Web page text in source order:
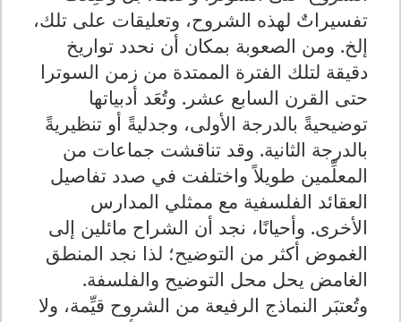
تفسيراتٌ لهذه الشروح، وتعليقات على تلك،
إلخ. ومن الصعوبة بمكان أن نحدد تواريخ
دقيقة لتلك الفترة الممتدة من زمن السوترا
حتى القرن السابع عشر. وتُعَد أدبياتها
توضيحيةً بالدرجة الأولى، وجدليةً أو تنظيريةً
بالدرجة الثانية. وقد تناقشت جماعات من
المعلِّمين طويلاً واختلفت في صدد تفاصيل
العقائد الفلسفية مع ممثلي المدارس
الأخرى. وأحيانًا، نجد أن الشراح مائلين إلى
الغموض أكثر من التوضيح؛ لذا نجد المنطق
الغامض يحل محل التوضيح والفلسفة.
وتُعتبَر النماذج الرفيعة من الشروح قيِّمة، ولا